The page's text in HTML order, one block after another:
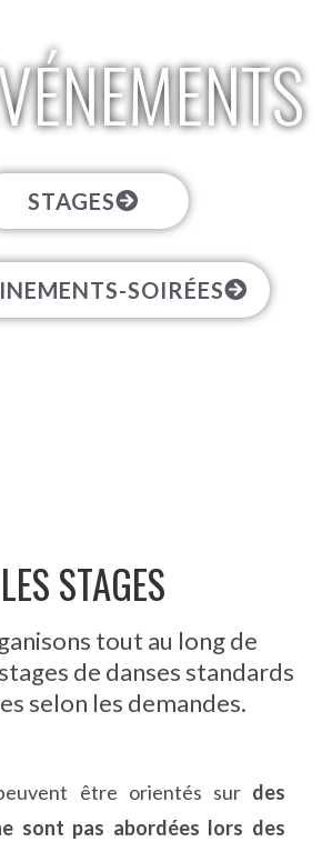
STAGES
SOIRÉES
LES STAGES
tout au long de
de danses standards
selon les demandes.
être orientés sur des
sont pas abordées lors des